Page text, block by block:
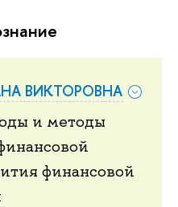
ВИКТОРОВНА
и методы
финансовой